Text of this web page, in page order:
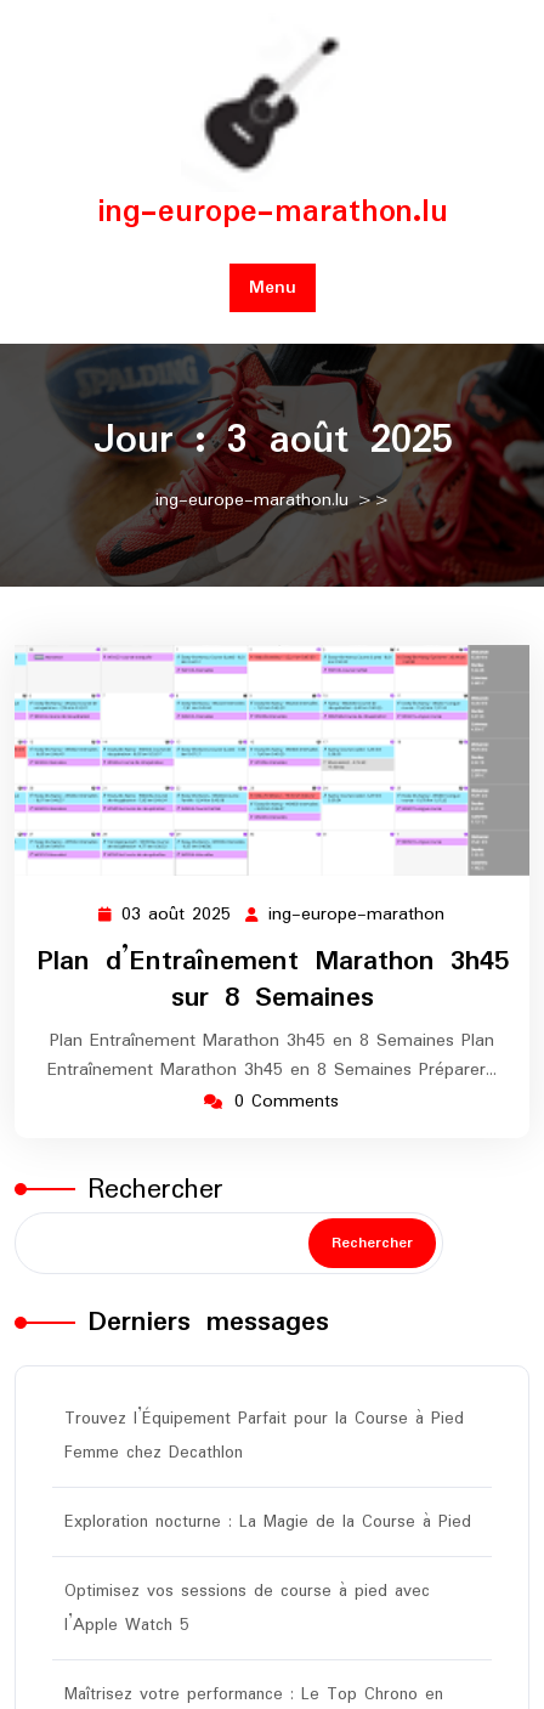
ing-europe-marathon.lu
Menu
Jour :3 août 2025
ing-europe-marathon.lu>>
03 août 2025 03
2025
ing-europe-marathon
europe-
marathon
Plan d’Entraînement Marathon 3h45
sur 8 Semaines
Plan Entraînement Marathon 3h45 en 8 Semaines Plan
Entraînement Marathon 3h45 en 8 Semaines Préparer…
0 Comments
Rechercher
Rechercher
Derniers messages
Trouvez l’Équipement Parfait pour la Course à Pied
Femme chez Decathlon
Exploration nocturne : La Magie de la Course à Pied
Optimisez vos sessions de course à pied avec
l’Apple Watch 5
Maîtrisez votre performance : Le Top Chrono en